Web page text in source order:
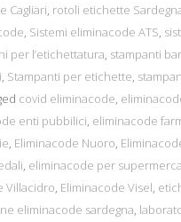
Cagliari, rotoli etichette
, Sistemi eliminacode ATS,
per l’etichettatura, stampanti
, Stampanti per etichette,
covid eliminacode,
enti pubbilici, eliminacode
, Eliminacode Nuoro,
, eliminacode per
Villacidro, Eliminacode Visel,
eliminacode sardegna,